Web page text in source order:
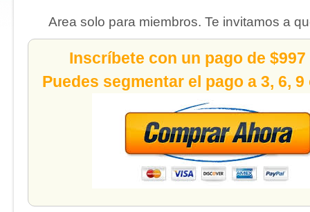
Area solo para miembros. Te invitamos a
Inscríbete con un pago de
Puedes segmentar el pago a 3, 6, 9